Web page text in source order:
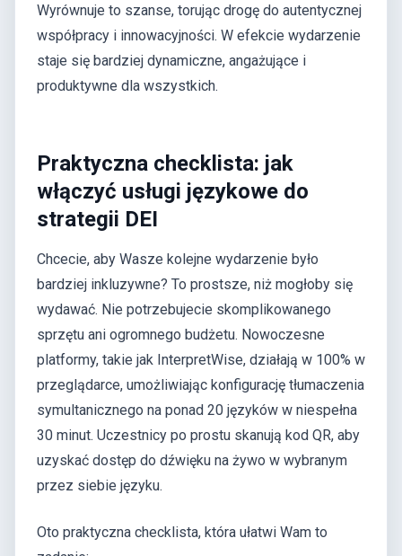
Wyrównuje to szanse, torując drogę do autentycznej
współpracy i innowacyjności. W efekcie wydarzenie
staje się bardziej dynamiczne, angażujące i
produktywne dla wszystkich.
Praktyczna checklista: jak
włączyć usługi językowe do
strategii DEI
Chcecie, aby Wasze kolejne wydarzenie było
bardziej inkluzywne? To prostsze, niż mogłoby się
wydawać. Nie potrzebujecie skomplikowanego
sprzętu ani ogromnego budżetu. Nowoczesne
platformy, takie jak InterpretWise, działają w 100% w
przeglądarce, umożliwiając konfigurację tłumaczenia
symultanicznego na ponad 20 języków w niespełna
30 minut. Uczestnicy po prostu skanują kod QR, aby
uzyskać dostęp do dźwięku na żywo w wybranym
przez siebie języku.
Oto praktyczna checklista, która ułatwi Wam to